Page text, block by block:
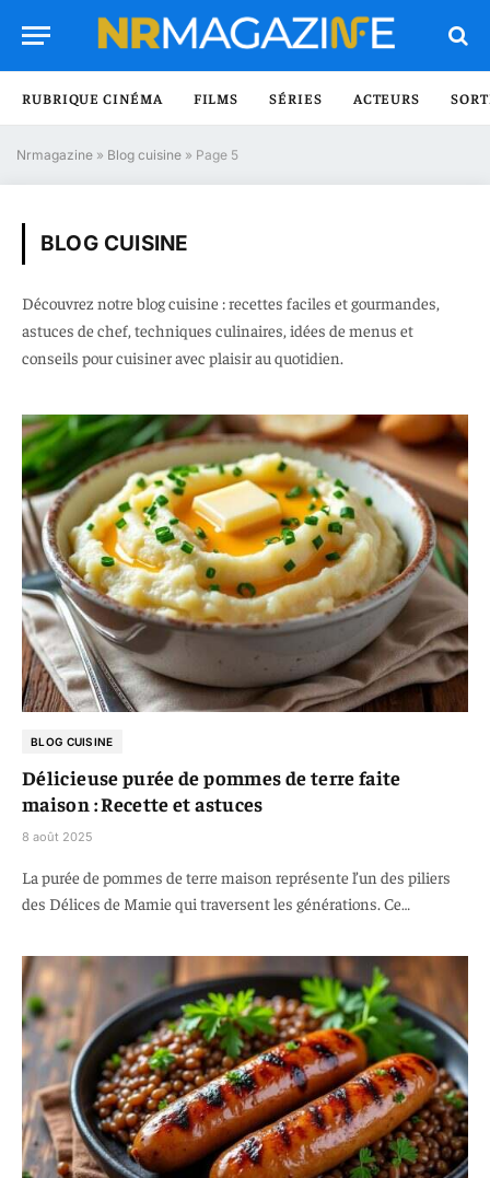
RUBRIQUE CINÉMA FILMS SÉRIES ACTEURS
Nrmagazine » Blog cuisine » Page 5
BLOG CUISINE
Découvrez notre blog cuisine : recettes faciles et gourmandes,
astuces de chef, techniques culinaires, idées de menus et
conseils pour cuisiner avec plaisir au quotidien.
BLOG CUISINE
Délicieuse purée de pommes de terre faite
maison : Recette et astuces
8 août 2025
La purée de pommes de terre maison représente l’un des piliers
des Délices de Mamie qui traversent les générations. Ce…